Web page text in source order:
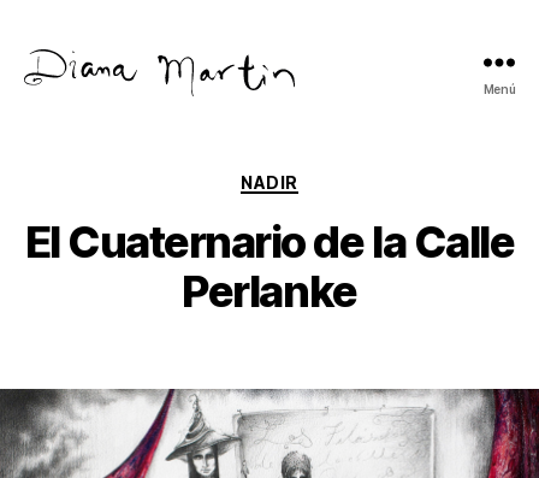
Menú
Categorías
NADIR
El Cuaternario de la Calle
Perlanke